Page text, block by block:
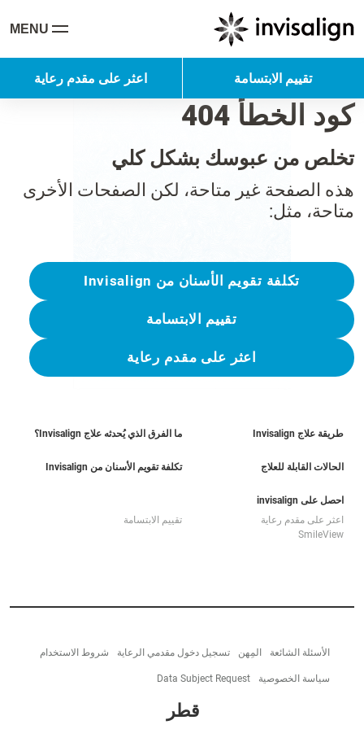
MENU
تقييم الابتسامة اعثر على مقدم رعاية
كود الخطأ 404
تخلص من عبوسك بشكل كلي
هذه الصفحة غير متاحة، لكن الصفحات الأخرى
متاحة، مثل:
تكلفة تقويم الأسنان من Invisalign
تقييم الابتسامة
اعثر على مقدم رعاية
طريقة علاج Invisalign ما الفرق الذي يُحدثه علاج Invisalign؟
الحالات القابلة للعلاج تكلفة تقويم الأسنان من Invisalign
احصل على invisalign
اعثر على مقدم رعاية
تقييم الابتسامة
SmileView
الأسئلة الشائعة المِهن تسجيل دخول مقدمي الرعاية شروط الاستخدام
سياسة الخصوصية Data Subject Request
قطر‎